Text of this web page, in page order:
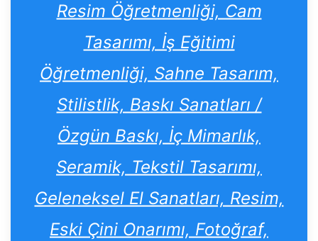
Resim Öğretmenliği, Cam
Tasarımı, İş Eğitimi
Öğretmenliği, Sahne Tasarım,
Stilistlik, Baskı Sanatları /
Özgün Baskı, İç Mimarlık,
Seramik, Tekstil Tasarımı,
Geleneksel El Sanatları, Resim,
Eski Çini Onarımı, Fotoğraf,